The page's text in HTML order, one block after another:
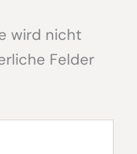
wird nicht
Felder